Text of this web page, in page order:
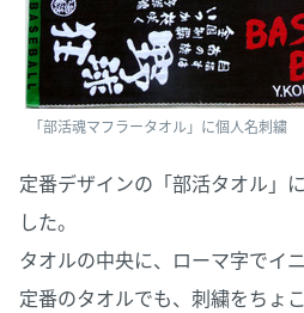
「部活魂マフラータオル」に個人名刺繍
定番デザインの「部活タオル」
した。
タオルの中央に、ローマ字でイ
定番のタオルでも、刺繍をちょ